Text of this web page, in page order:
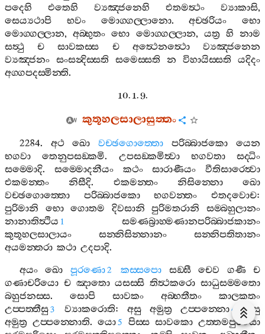
පදෙහි
එතෙහි ව්‍යඤ‍්ජනෙහි එතමත්‍ථං ව්‍යාකාසි,
සෙය්‍යථාපි
භවං මොග‍්ගල‍්ලානො.අච‍්ඡරියං
භො
මොග‍්ගල‍්ලාන,අබ‍්භුතං භො මොග‍්ගල‍්ලාන, යත්‍ර හි නාම
සත්‍ථු
ච සාවකස‍්ස ච අත්‍ථෙනත්‍ථො
ව්‍යඤ‍්ජනෙන
ව්‍යඤ‍්ජනං සංසන්‍දිස‍්සති සමෙස‍්සති න විහායිස‍්සති
යදිදං
අග‍්ගපදස‍්මින‍්ති.
10. 1. 9.
කුතූහලසාලාසුත‍්තං
2284. අථ ඛො වච‍්ඡගොත‍්තො පරිබ‍්බාජකො
යෙන
භගවා
තෙනුපසඞ‍්කමි. උපසඞ‍්කමිත්‍වා භගවතා
සද‍්ධිං
සම‍්මොදි. සම‍්මොදනීයං කථං සාරාණීයං
වීතිසාරෙත්‍වා
එකමන‍්තං
නිසීදි. එකමන‍්තං නිසින‍්නො
ඛො
වච‍්ඡගොත‍්තො
පරිබ‍්බාජකො භගවන‍්තං එතදවොච:
පුරිමානි
භො ගොතම දිවසානි පුරිමතරානි
සම‍්බහුලානං
නානාතිත්‍ථිය 1
සමණබ්‍රාහ‍්මණානපරිබ‍්බාජකානං
කුතූහලසාලායං
සන‍්නිසින‍්නානං
සන‍්නිපතිතානං
අයමන‍්තරා කථා උදපාදි.
අයං
ඛො පූරණො 2 කස‍්සපො සඞ‍්ඝී චෙව ගණී
ච
ගණාචරියො ච ඤාතො යසස‍්සි තිත්‍ථකරො සාධුසම‍්මතො
බහුජනස‍්ස. සොපි සාවකං අබ‍්භතීතං
කාලකතං
උප‍්පත‍්තීසු3 ව්‍යාකරොති: අසු අමුත්‍ර උප‍්පන‍්නො4
අසු
අමුත්‍ර උප‍්පන‍්නොති. යො5 පිස‍්ස සාවකො උත‍්තමපුරිසො